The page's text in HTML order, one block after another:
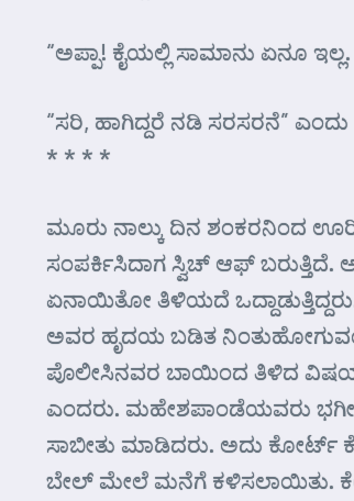
“ಅಪ್ಪಾ! ಕೈಯಲ್ಲಿ ಸಾಮಾನು ಏನೂ
“ಸರಿ, ಹಾಗಿದ್ದರೆ ನಡಿ ಸರಸರನೆ”
* * * *
ಮೂರು ನಾಲ್ಕು ದಿನ ಶಂಕರನಿಂದ
ಸಂಪರ್ಕಿಸಿದಾಗ ಸ್ವಿಚ್ ಆಫ್
ಏನಾಯಿತೋ ತಿಳಿಯದೆ
ಅವರ ಹೃದಯ ಬಡಿತ
ಪೊಲೀಸಿನವರ ಬಾಯಿಂದ ತಿಳಿದ
ಎಂದರು. ಮಹೇಶಪಾಂಡೆಯವರು
ಸಾಬೀತು ಮಾಡಿದರು. ಅದು ಕೋರ್ಟ್
ಬೇಲ್ ಮೇಲೆ ಮನೆಗೆ ಕಳಿಸಲಾಯಿತು.